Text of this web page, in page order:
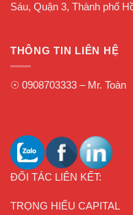
Sáu, Quận 3, Thành phố
THÔNG TIN LIÊN HỆ
☉ 0908703333 – Mr. Toàn
ĐỐI TÁC LIÊN KẾT:
TRỌNG HIẾU CAPITAL